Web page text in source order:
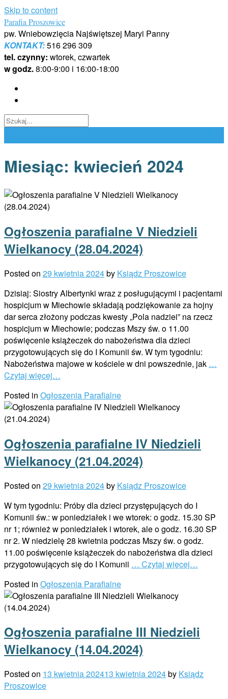
Skip to content
Parafia Proszowice
pw. Wniebowzięcia Najświętszej Maryi Panny
KONTAKT:516 296 309
tel. czynny: wtorek, czwartek
w godz.8:00-9:00 i 16:00-18:00
Miesiąc: kwiecień 2024
Ogłoszenia parafialne V Niedzieli
Wielkanocy (28.04.2024)
Posted on 29 kwietnia 2024by Ksiądz Proszowice
Dzisiaj: Siostry Albertynki wraz z posługującymi i pacjentami
hospicjum w Miechowie składają podziękowanie za hojny
dar serca złożony podczas kwesty „Pola nadziei” na rzecz
hospicjum w Miechowie; podczas Mszy św. o 11.00
poświęcenie książeczek do nabożeństwa dla dzieci
przygotowujących się do I Komunii św. W tym tygodniu:
Nabożeństwa majowe w kościele w dni powszednie, jak …
Czytaj więcej…
Posted in Ogłoszenia Parafialne
Ogłoszenia parafialne IV Niedzieli
Wielkanocy (21.04.2024)
Posted on 29 kwietnia 2024by Ksiądz Proszowice
W tym tygodniu: Próby dla dzieci przystępujących do I
Komunii św.: w poniedziałek i we wtorek: o godz. 15.30 SP
nr 1; również w poniedziałek i wtorek, ale o godz. 16.30 SP
nr 2. W niedzielę 28 kwietnia podczas Mszy św. o godz.
11.00 poświęcenie książeczek do nabożeństwa dla dzieci
przygotowujących się do I Komunii … Czytaj więcej…
Posted in Ogłoszenia Parafialne
Ogłoszenia parafialne III Niedzieli
Wielkanocy (14.04.2024)
Posted on 13 kwietnia 202413 kwietnia 2024by Ksiądz
Proszowice